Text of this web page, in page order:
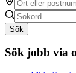
Sök
Sök jobb via